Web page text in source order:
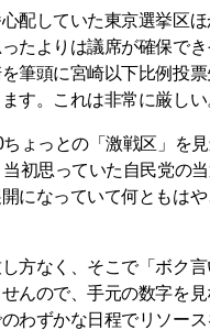
配していた東京選挙区
たよりは議席が確保で
筆頭に宮崎以下比例投
す。これは非常に厳しい
ょっとの「激戦区」を
初思っていた自民党の
になっていて何ともは
なく、そこで「ボク言
んので、手元の数字を
わずかな日程でリソー